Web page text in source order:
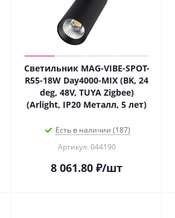
Светильник MAG-VIBE-SPOT-
R55-18W Day4000-MIX (BK, 24
deg, 48V, TUYA Zigbee)
(Arlight, IP20 Металл, 5 лет)
Есть в наличии (187)
Артикул: 044190
8 061.80 ₽/шт